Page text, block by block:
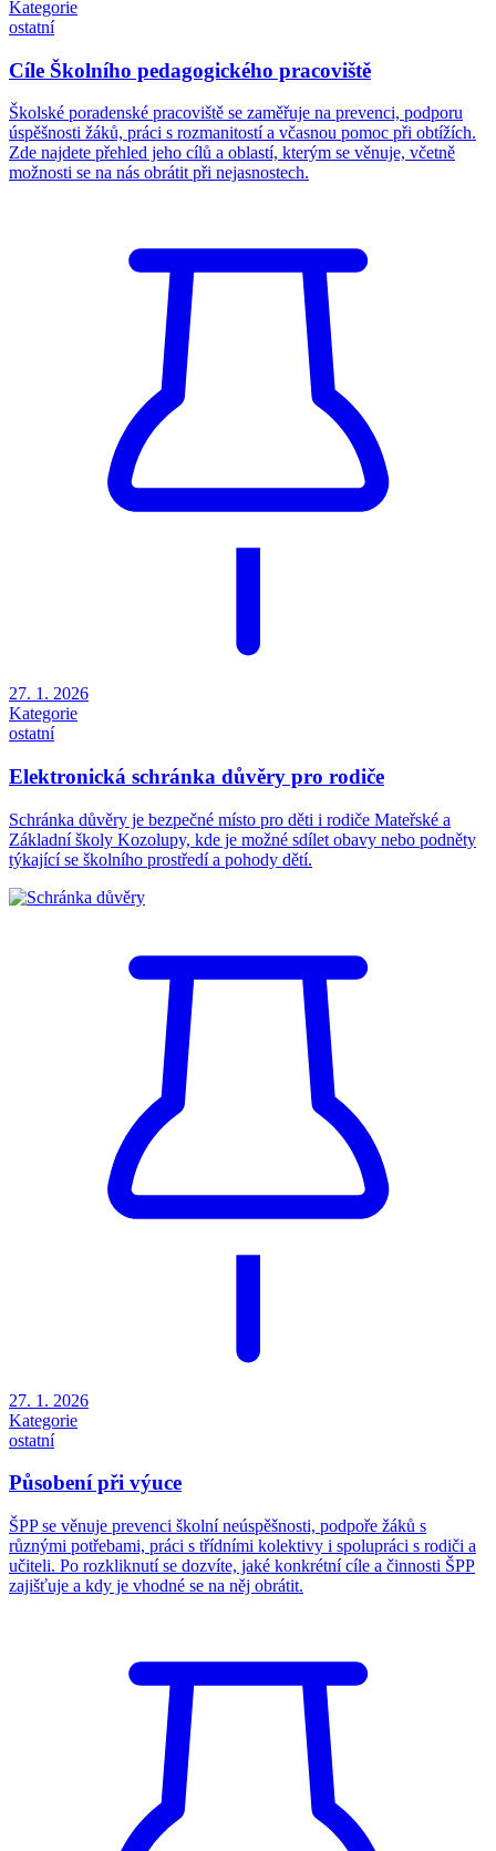
Kategorie
ostatní
Cíle Školního pedagogického pracoviště
Školské poradenské pracoviště se zaměřuje na prevenci, podporu
úspěšnosti žáků, práci s rozmanitostí a včasnou pomoc při obtížích.
Zde najdete přehled jeho cílů a oblastí, kterým se věnuje, včetně
možnosti se na nás obrátit při nejasnostech.
27. 1. 2026
Kategorie
ostatní
Elektronická schránka důvěry pro rodiče
Schránka důvěry je bezpečné místo pro děti i rodiče Mateřské a
Základní školy Kozolupy, kde je možné sdílet obavy nebo podněty
týkající se školního prostředí a pohody dětí.
27. 1. 2026
Kategorie
ostatní
Působení při výuce
ŠPP se věnuje prevenci školní neúspěšnosti, podpoře žáků s
různými potřebami, práci s třídními kolektivy i spolupráci s rodiči a
učiteli. Po rozkliknutí se dozvíte, jaké konkrétní cíle a činnosti ŠPP
zajišťuje a kdy je vhodné se na něj obrátit.